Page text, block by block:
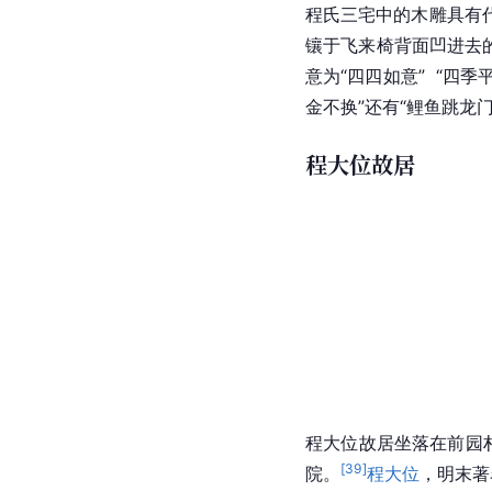
程氏三宅中的木雕具有
镶于飞来椅背面凹进去
意为“四四如意”  “四季
金不换”还有“鲤鱼跳龙
程大位故居
程大位故居坐落在前园
院。
[39]程大位 ，明末